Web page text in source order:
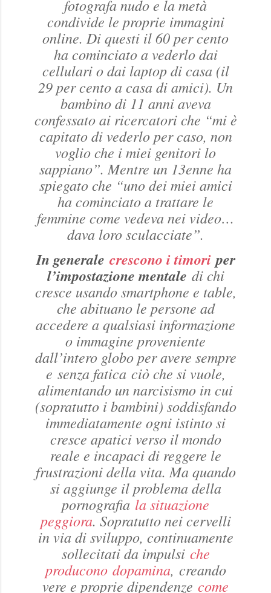
fotografa nudo e la metà
condivide le proprie immagini
online. Di questi il 60 per cento
ha cominciato a vederlo dai
cellulari o dai laptop di casa (il
29 per cento a casa di amici). Un
bambino di 11 anni aveva
confessato ai ricercatori che “mi è
capitato di vederlo per caso, non
voglio che i miei genitori lo
sappiano”. Mentre un 13enne ha
spiegato che “uno dei miei amici
ha cominciato a trattare le
femmine come vedeva nei video…
dava loro sculacciate”.
In generale crescono i timoriper
l’impostazione mentale di chi
cresce usando smartphone e table,
che abituano le persone ad
accedere a qualsiasi informazione
o immagine proveniente
dall’intero globo per avere sempre
e senza fatica ciò che si vuole,
alimentando un narcisismo in cui
(sopratutto i bambini) soddisfando
immediatamente ogni istinto si
cresce apatici verso il mondo
reale e incapaci di reggere le
frustrazioni della vita. Ma quando
si aggiunge il problema della
pornografia la situazione
peggiora. Sopratutto nei cervelli
in via di sviluppo, continuamente
sollecitati da impulsiche
producono dopamina, creando
vere e proprie dipendenze come